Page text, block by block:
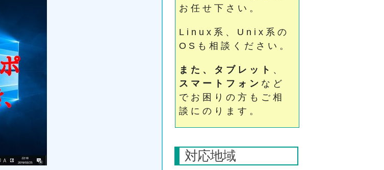
お任せ下さい。
Linux系、Unix系の
OSも相談ください。
また、タブレット 、
スマートフォン など
でお困りの方もご相
談にのります。
対応地域